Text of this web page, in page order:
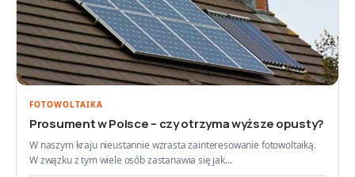
FOTOWOLTAIKA
Prosument w Polsce – czy otrzyma wyższe opusty?
W naszym kraju nieustannie wzrasta zainteresowanie fotowoltaiką.
W zwązku z tym wiele osób zastanawia się jak…